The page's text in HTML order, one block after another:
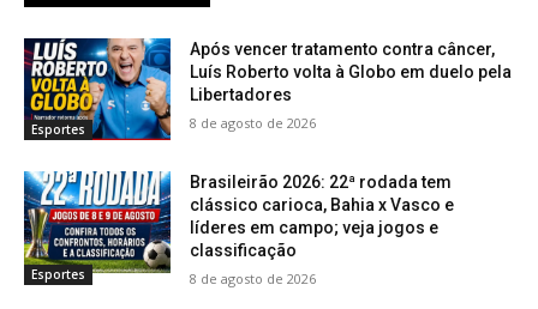
Esportes
Após vencer tratamento contra câncer,
Luís Roberto volta à Globo em duelo pela
Libertadores
8 de agosto de 2026
Esportes
Brasileirão 2026: 22ª rodada tem
clássico carioca, Bahia x Vasco e
líderes em campo; veja jogos e
classificação
8 de agosto de 2026